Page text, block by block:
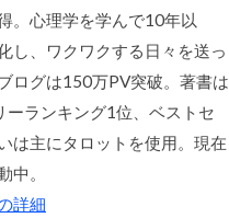
。心理学を学んで10年以
し、ワクワクする日々を送っ
ログは150万PV突破。著書は
ーランキング1位、ベストセ
は主にタロットを使用。現在
中。
詳細